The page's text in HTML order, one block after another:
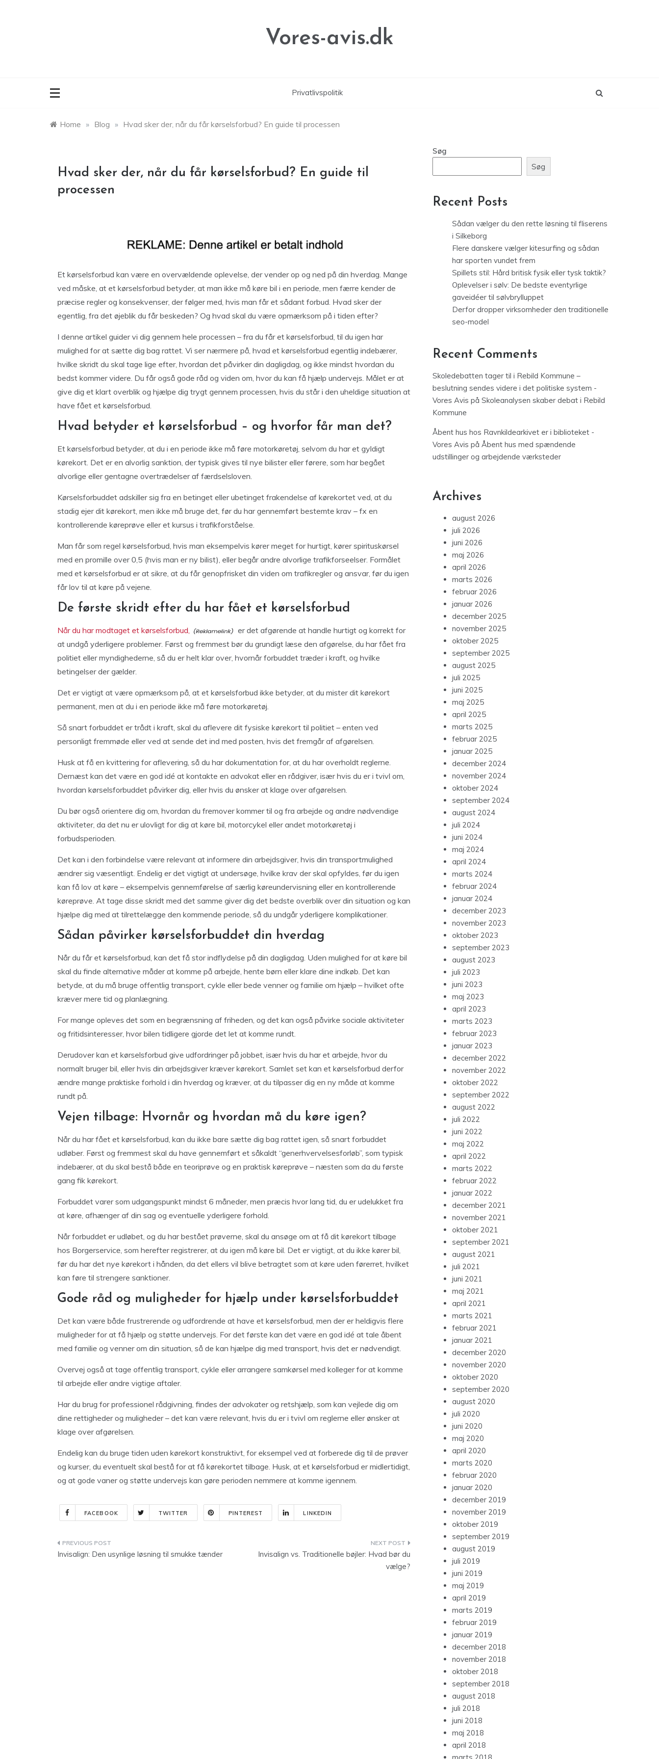
Vores-avis.dk
Privatlivspolitik
Home » Blog » Hvad sker der, når du får kørselsforbud? En guide til processen
Hvad sker der, når du får kørselsforbud? En guide til
processen
Et kørselsforbud kan være en overvældende oplevelse, der vender op og ned på din hverdag. Mange
ved måske, at et kørselsforbud betyder, at man ikke må køre bil i en periode, men færre kender de
præcise regler og konsekvenser, der følger med, hvis man får et sådant forbud. Hvad sker der
egentlig, fra det øjeblik du får beskeden? Og hvad skal du være opmærksom på i tiden efter?
I denne artikel guider vi dig gennem hele processen – fra du får et kørselsforbud, til du igen har
mulighed for at sætte dig bag rattet. Vi ser nærmere på, hvad et kørselsforbud egentlig indebærer,
hvilke skridt du skal tage lige efter, hvordan det påvirker din dagligdag, og ikke mindst hvordan du
bedst kommer videre. Du får også gode råd og viden om, hvor du kan få hjælp undervejs. Målet er at
give dig et klart overblik og hjælpe dig trygt gennem processen, hvis du står i den uheldige situation at
have fået et kørselsforbud.
Hvad betyder et kørselsforbud – og hvorfor får man det?
Et kørselsforbud betyder, at du i en periode ikke må føre motorkøretøj, selvom du har et gyldigt
kørekort. Det er en alvorlig sanktion, der typisk gives til nye bilister eller førere, som har begået
alvorlige eller gentagne overtrædelser af færdselsloven.
Kørselsforbuddet adskiller sig fra en betinget eller ubetinget frakendelse af kørekortet ved, at du
stadig ejer dit kørekort, men ikke må bruge det, før du har gennemført bestemte krav – fx en
kontrollerende køreprøve eller et kursus i trafikforståelse.
Man får som regel kørselsforbud, hvis man eksempelvis kører meget for hurtigt, kører spirituskørsel
med en promille over 0,5 (hvis man er ny bilist), eller begår andre alvorlige trafikforseelser. Formålet
med et kørselsforbud er at sikre, at du får genopfrisket din viden om trafikregler og ansvar, før du igen
får lov til at køre på vejene.
De første skridt efter du har fået et kørselsforbud
Når du har modtaget et kørselsforbud,
er det afgørende at handle hurtigt og korrekt for
at undgå yderligere problemer. Først og fremmest bør du grundigt læse den afgørelse, du har fået fra
politiet eller myndighederne, så du er helt klar over, hvornår forbuddet træder i kraft, og hvilke
betingelser der gælder.
Det er vigtigt at være opmærksom på, at et kørselsforbud ikke betyder, at du mister dit kørekort
permanent, men at du i en periode ikke må føre motorkøretøj.
Så snart forbuddet er trådt i kraft, skal du aflevere dit fysiske kørekort til politiet – enten ved
personligt fremmøde eller ved at sende det ind med posten, hvis det fremgår af afgørelsen.
Husk at få en kvittering for aflevering, så du har dokumentation for, at du har overholdt reglerne.
Dernæst kan det være en god idé at kontakte en advokat eller en rådgiver, især hvis du er i tvivl om,
hvordan kørselsforbuddet påvirker dig, eller hvis du ønsker at klage over afgørelsen.
Du bør også orientere dig om, hvordan du fremover kommer til og fra arbejde og andre nødvendige
aktiviteter, da det nu er ulovligt for dig at køre bil, motorcykel eller andet motorkøretøj i
forbudsperioden.
Det kan i den forbindelse være relevant at informere din arbejdsgiver, hvis din transportmulighed
ændrer sig væsentligt. Endelig er det vigtigt at undersøge, hvilke krav der skal opfyldes, før du igen
kan få lov at køre – eksempelvis gennemførelse af særlig køreundervisning eller en kontrollerende
køreprøve. At tage disse skridt med det samme giver dig det bedste overblik over din situation og kan
hjælpe dig med at tilrettelægge den kommende periode, så du undgår yderligere komplikationer.
Sådan påvirker kørselsforbuddet din hverdag
Når du får et kørselsforbud, kan det få stor indflydelse på din dagligdag. Uden mulighed for at køre bil
skal du finde alternative måder at komme på arbejde, hente børn eller klare dine indkøb. Det kan
betyde, at du må bruge offentlig transport, cykle eller bede venner og familie om hjælp – hvilket ofte
kræver mere tid og planlægning.
For mange opleves det som en begrænsning af friheden, og det kan også påvirke sociale aktiviteter
og fritidsinteresser, hvor bilen tidligere gjorde det let at komme rundt.
Derudover kan et kørselsforbud give udfordringer på jobbet, især hvis du har et arbejde, hvor du
normalt bruger bil, eller hvis din arbejdsgiver kræver kørekort. Samlet set kan et kørselsforbud derfor
ændre mange praktiske forhold i din hverdag og kræver, at du tilpasser dig en ny måde at komme
rundt på.
Vejen tilbage: Hvornår og hvordan må du køre igen?
Når du har fået et kørselsforbud, kan du ikke bare sætte dig bag rattet igen, så snart forbuddet
udløber. Først og fremmest skal du have gennemført et såkaldt “generhvervelsesforløb”, som typisk
indebærer, at du skal bestå både en teoriprøve og en praktisk køreprøve – næsten som da du første
gang fik kørekort.
Forbuddet varer som udgangspunkt mindst 6 måneder, men præcis hvor lang tid, du er udelukket fra
at køre, afhænger af din sag og eventuelle yderligere forhold.
Når forbuddet er udløbet, og du har bestået prøverne, skal du ansøge om at få dit kørekort tilbage
hos Borgerservice, som herefter registrerer, at du igen må køre bil. Det er vigtigt, at du ikke kører bil,
før du har det nye kørekort i hånden, da det ellers vil blive betragtet som at køre uden førerret, hvilket
kan føre til strengere sanktioner.
Gode råd og muligheder for hjælp under kørselsforbuddet
Det kan være både frustrerende og udfordrende at have et kørselsforbud, men der er heldigvis flere
muligheder for at få hjælp og støtte undervejs. For det første kan det være en god idé at tale åbent
med familie og venner om din situation, så de kan hjælpe dig med transport, hvis det er nødvendigt.
Overvej også at tage offentlig transport, cykle eller arrangere samkørsel med kolleger for at komme
til arbejde eller andre vigtige aftaler.
Har du brug for professionel rådgivning, findes der advokater og retshjælp, som kan vejlede dig om
dine rettigheder og muligheder – det kan være relevant, hvis du er i tvivl om reglerne eller ønsker at
klage over afgørelsen.
Endelig kan du bruge tiden uden kørekort konstruktivt, for eksempel ved at forberede dig til de prøver
og kurser, du eventuelt skal bestå for at få kørekortet tilbage. Husk, at et kørselsforbud er midlertidigt,
og at gode vaner og støtte undervejs kan gøre perioden nemmere at komme igennem.
FACEBOOK TWITTER PINTEREST LINKEDIN
Indlægsnavigation
Invisalign: Den usynlige løsning til smukke tænder
Invisalign vs. Traditionelle bøjler: Hvad bør du
vælge?
Søg
Søg
Recent Posts
Sådan vælger du den rette løsning til fliserens
i Silkeborg
Flere danskere vælger kitesurfing og sådan
har sporten vundet frem
Spillets stil: Hård britisk fysik eller tysk taktik?
Oplevelser i sølv: De bedste eventyrlige
gaveidéer til sølvbrylluppet
Derfor dropper virksomheder den traditionelle
seo-model
Recent Comments
Skoledebatten tager til i Rebild Kommune –
beslutning sendes videre i det politiske system -
Vores Avis på Skoleanalysen skaber debat i Rebild
Kommune
Åbent hus hos Ravnkildearkivet er i biblioteket -
Vores Avis på Åbent hus med spændende
udstillinger og arbejdende værksteder
Archives
august 2026
juli 2026
juni 2026
maj 2026
april 2026
marts 2026
februar 2026
januar 2026
december 2025
november 2025
oktober 2025
september 2025
august 2025
juli 2025
juni 2025
maj 2025
april 2025
marts 2025
februar 2025
januar 2025
december 2024
november 2024
oktober 2024
september 2024
august 2024
juli 2024
juni 2024
maj 2024
april 2024
marts 2024
februar 2024
januar 2024
december 2023
november 2023
oktober 2023
september 2023
august 2023
juli 2023
juni 2023
maj 2023
april 2023
marts 2023
februar 2023
januar 2023
december 2022
november 2022
oktober 2022
september 2022
august 2022
juli 2022
juni 2022
maj 2022
april 2022
marts 2022
februar 2022
januar 2022
december 2021
november 2021
oktober 2021
september 2021
august 2021
juli 2021
juni 2021
maj 2021
april 2021
marts 2021
februar 2021
januar 2021
december 2020
november 2020
oktober 2020
september 2020
august 2020
juli 2020
juni 2020
maj 2020
april 2020
marts 2020
februar 2020
januar 2020
december 2019
november 2019
oktober 2019
september 2019
august 2019
juli 2019
juni 2019
maj 2019
april 2019
marts 2019
februar 2019
januar 2019
december 2018
november 2018
oktober 2018
september 2018
august 2018
juli 2018
juni 2018
maj 2018
april 2018